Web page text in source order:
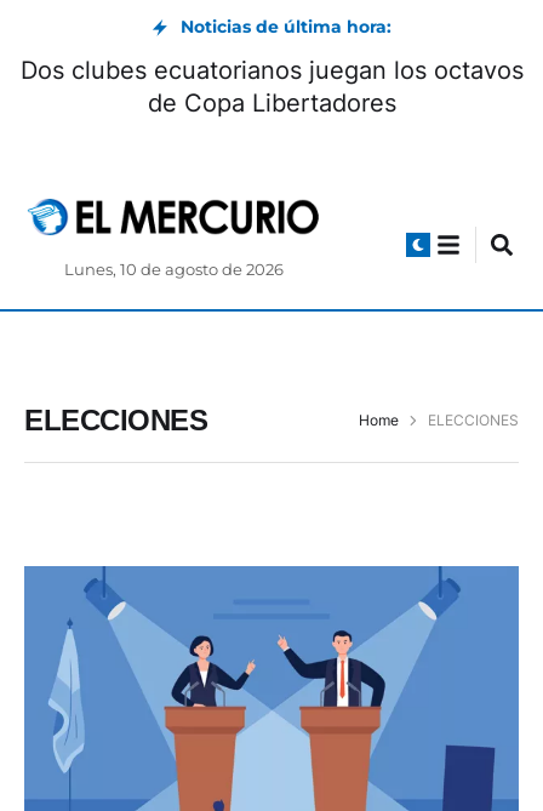
Noticias de última hora:
Dos clubes ecuatorianos juegan los octavos
de Copa Libertadores
Lunes, 10 de agosto de 2026
ELECCIONES Home ELECCIONES